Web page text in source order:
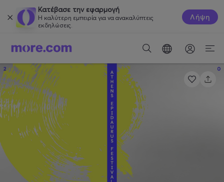
Κατέβασε την εφαρμογή
Η καλύτερη εμπειρία για να ανακαλύπτεις
εκδηλώσεις.
Λήψη